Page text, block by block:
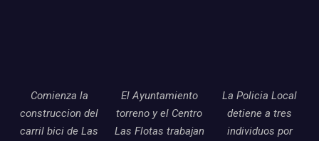
Comienza la
construccion del
carril bici de Las
El Ayuntamiento
torreno y el Centro
Las Flotas trabajan
La Policia Local
detiene a tres
individuos por